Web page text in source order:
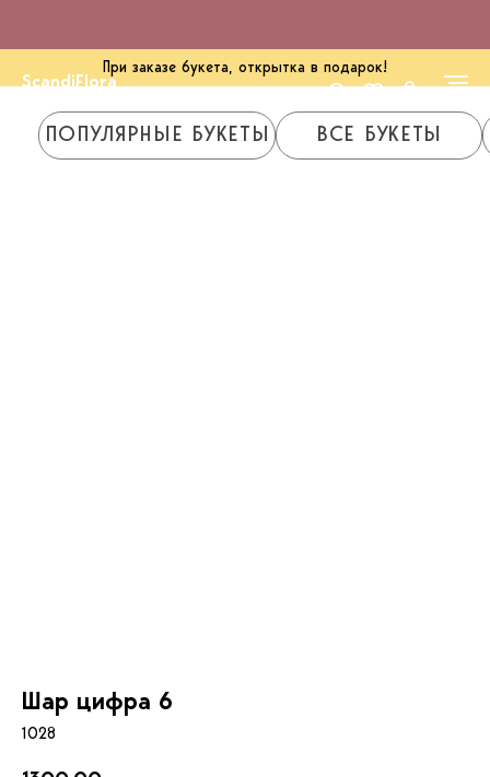
ScandiFlora
При заказе букета, открытка в подарок!
Шар цифра 6
1028